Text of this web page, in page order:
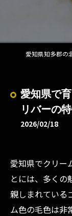
愛知県で
リバーの
2026/02/18
愛知県でクリー
とには、多くの
親しまれている
ム色の毛色は非